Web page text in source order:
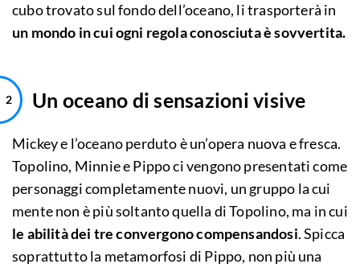
cubo trovato sul fondo dell’oceano, li trasporterà in
un mondo in cui ogni regola conosciuta è sovvertita.
Un oceano di sensazioni visive
Mickey e l’oceano perduto è un’opera nuova e fresca.
Topolino, Minnie e Pippo ci vengono presentati come
personaggi completamente nuovi, un gruppo la cui
mente non è più soltanto quella di Topolino, ma in cui
le abilità dei tre convergono compensandosi. Spicca
soprattutto la metamorfosi di Pippo, non più una